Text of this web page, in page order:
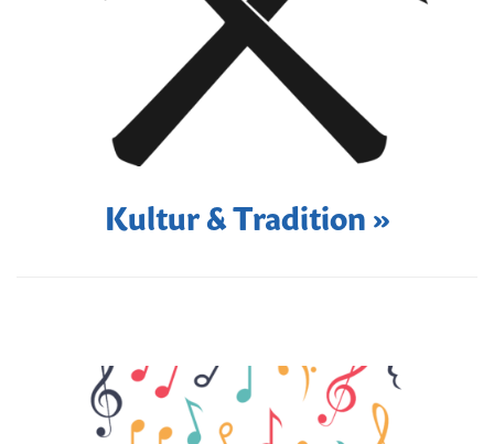
Kultur & Tradition »